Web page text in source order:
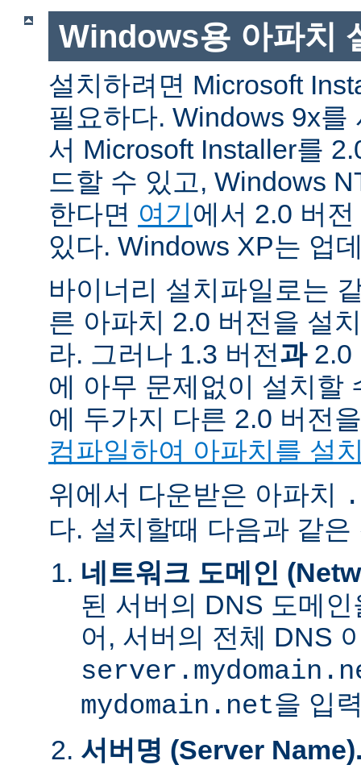
Windows용 아파치
설치하려면 Microsoft
필요하다. Windows 9x
서 Microsoft Installer를
드할 수 있고, Windows
한다면 여기 에서 2.0 버
있다. Windows XP는 업
바이너리 설치파일로는
른 아파치 2.0 버전을 설
라. 그러나 1.3 버전과2.0
에 아무 문제없이 설치할
에 두가지 다른 2.0 버전
컴파일하여 아파치를 설
위에서 다운받은 아파치
다. 설치할때 다음과 같
네트워크 도메인
된 서버의 DNS 도메
어, 서버의 전체 DNS
mydomain.net을 입
서버명 (Server